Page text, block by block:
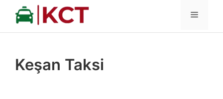
İçeriğe
MENÜ
Keşan Taksi